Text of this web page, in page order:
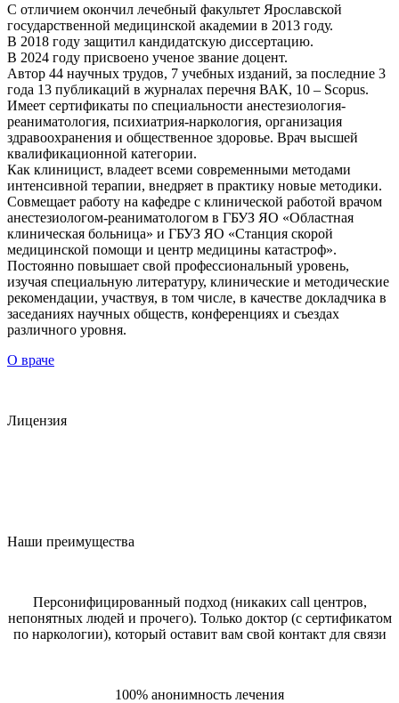
С отличием окончил лечебный факультет Ярославской
государственной медицинской академии в 2013 году.
В 2018 году защитил кандидатскую диссертацию.
В 2024 году присвоено ученое звание доцент.
Автор 44 научных трудов, 7 учебных изданий, за последние 3
года 13 публикаций в журналах перечня ВАК, 10 – Scopus.
Имеет сертификаты по специальности анестезиология-
реаниматология, психиатрия-наркология, организация
здравоохранения и общественное здоровье. Врач высшей
квалификационной категории.
Как клиницист, владеет всеми современными методами
интенсивной терапии, внедряет в практику новые методики.
Совмещает работу на кафедре с клинической работой врачом
анестезиологом-реаниматологом в ГБУЗ ЯО «Областная
клиническая больница» и ГБУЗ ЯО «Станция скорой
медицинской помощи и центр медицины катастроф».
Постоянно повышает свой профессиональный уровень,
изучая специальную литературу, клинические и методические
рекомендации, участвуя, в том числе, в качестве докладчика в
заседаниях научных обществ, конференциях и съездах
различного уровня.
О враче
Лицензия
Наши преимущества
Персонифицированный подход (никаких call центров,
непонятных людей и прочего). Только доктор (с сертификатом
по наркологии), который оставит вам свой контакт для связи
100% анонимность лечения